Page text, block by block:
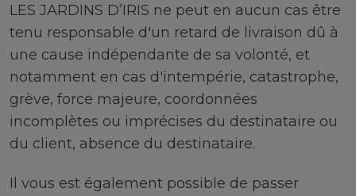
LES JARDINS D’IRIS ne peut en aucun cas être
tenu responsable d'un retard de livraison dû à
une cause indépendante de sa volonté, et
notamment en cas d'intempérie, catastrophe,
grève, force majeure, coordonnées
incomplètes ou imprécises du destinataire ou
du client, absence du destinataire.
Il vous est également possible de passer